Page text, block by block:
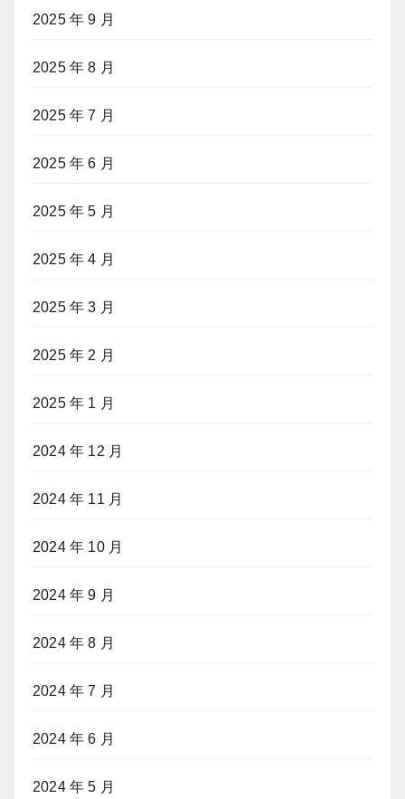
2025 年 9 月
2025 年 8 月
2025 年 7 月
2025 年 6 月
2025 年 5 月
2025 年 4 月
2025 年 3 月
2025 年 2 月
2025 年 1 月
2024 年 12 月
2024 年 11 月
2024 年 10 月
2024 年 9 月
2024 年 8 月
2024 年 7 月
2024 年 6 月
2024 年 5 月